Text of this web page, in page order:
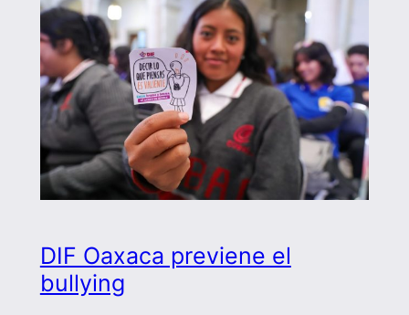
DIF Oaxaca previene el
bullying